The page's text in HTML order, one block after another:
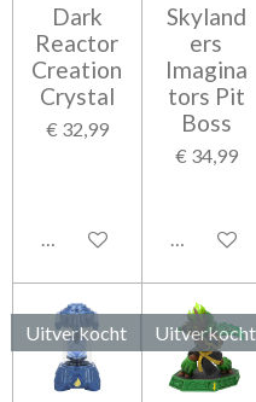
Dark
Reactor
Creation
Crystal
€ 32,99
In winkelwagen
Skyland
ers
Imagina
tors Pit
Boss
€ 34,99
In
Uitverkocht Uitverkocht